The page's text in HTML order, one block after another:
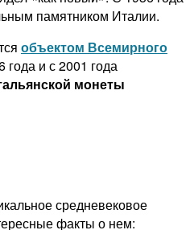
памятником Италии.
объектом Всемирного
года и с 2001 года
монеты
средневековое
факты о нем: